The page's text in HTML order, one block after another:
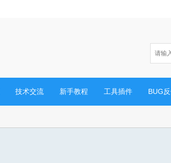
技术交流 新手教程 工具插件 BUG